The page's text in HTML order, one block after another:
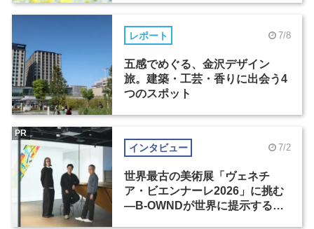
レポート 7/8
五感でめぐる、金沢デザイン
旅。建築・工芸・香りに出会う4
つのスポット
インタビュー 7/2
世界最古の美術展「ヴェネチ
ア・ビエンナーレ2026」に挑む
―B-OWNDが世界に提示する美
PR